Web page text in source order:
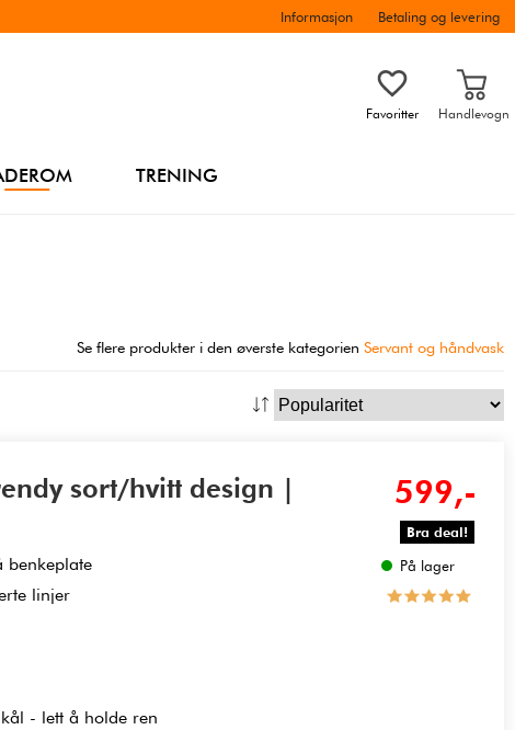
Informasjon Betaling og levering
Favoritter Handlevogn
TRENING
Se flere produkter i den øverste kategorien Servant og håndvask
sort/hvitt design |
benkeplate
linjer
- lett å holde ren
599,-
Bra deal!
På lager